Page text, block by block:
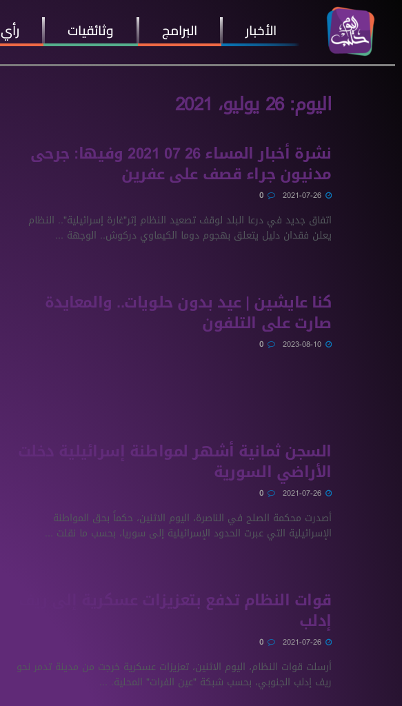
الأخبار البرامج وثائقيات رأي
اليوم:26 يوليو، 2021
نشرة أخبار المساء 26 07 2021 وفيها: جرحى
مدنيون جراء قصف على عفرين
اتفاق جديد في درعا البلد لوقف تصعيد النظام إثر"غارة إسرائيلية".. النظام
يعلن فقدان دليل يتعلق بهجوم دوما الكيماوي دركوش.. الوجهة ...
كنا عايشين | عيد بدون حلويات.. والمعايدة
صارت على التلفون
السجن ثمانية أشهر لمواطنة إسرائيلية دخلت
الأراضي السورية
أصدرت محكمة الصلح في الناصرة، اليوم الاثنين، حكماً بحق المواطنة
الإسرائيلية التي عبرت الحدود الإسرائيلية إلى سوريا، بحسب ما نقلت ...
قوات النظام تدفع بتعزيزات عسكرية إلى ريف
إدلب
أرسلت قوات النظام، اليوم الاثنين، تعزيزات عسكرية خرجت من مدينة تدمر نحو
ريف إدلب الجنوبي، بحسب شبكة "عين الفرات" المحلية. ...